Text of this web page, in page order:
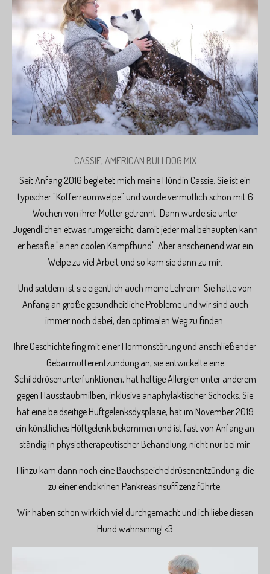
CASSIE, AMERICAN BULLDOG MIX
Seit Anfang 2016 begleitet mich meine Hündin Cassie. Sie ist ein
typischer "Kofferraumwelpe" und wurde vermutlich schon mit 6
Wochen von ihrer Mutter getrennt. Dann wurde sie unter
Jugendlichen etwas rumgereicht, damit jeder mal behaupten kann
er besäße "einen coolen Kampfhund". Aber anscheinend war ein
Welpe zu viel Arbeit und so kam sie dann zu mir.
Und seitdem ist sie eigentlich auch meine Lehrerin. Sie hatte von
Anfang an große gesundheitliche Probleme und wir sind auch
immer noch dabei, den optimalen Weg zu finden.
Ihre Geschichte fing mit einer Hormonstörung und anschließender
Gebärmutterentzündung an, sie entwickelte eine
Schilddrüsenunterfunktionen, hat heftige Allergien unter anderem
gegen Hausstaubmilben, inklusive anaphylaktischer Schocks. Sie
hat eine beidseitige Hüftgelenksdysplasie, hat im November 2019
ein künstliches Hüftgelenk bekommen und ist fast von Anfang an
ständig in physiotherapeutischer Behandlung, nicht nur bei mir.
Hinzu kam dann noch eine Bauchspeicheldrüsenentzündung, die
zu einer endokrinen Pankreasinsuffizenz führte.
Wir haben schon wirklich viel durchgemacht und ich liebe diesen
Hund wahnsinnig! <3